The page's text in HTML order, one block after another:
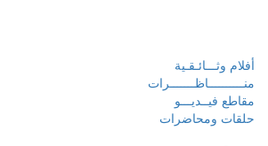
أفلام وثـــائـقـية
منــــــــــاظـــــــرات
مقاطع فيــديـــو
حلقات ومحاضرات